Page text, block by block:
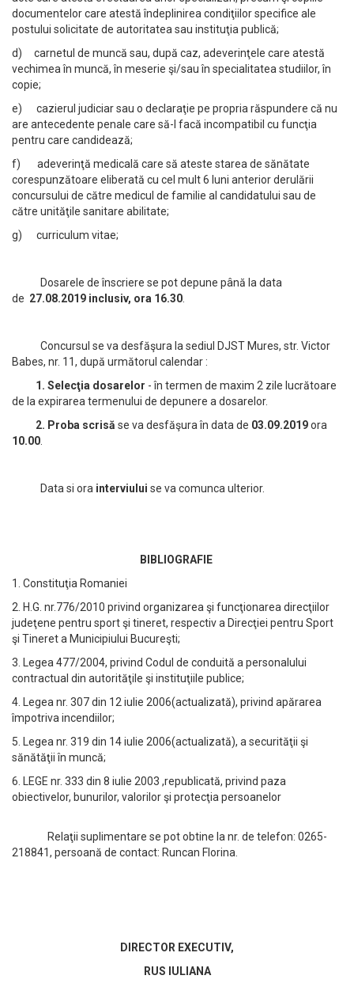
documentelor care atestă îndeplinirea condiţiilor specifice ale
postului solicitate de autoritatea sau instituţia publică;
d) carnetul de muncă sau, după caz, adeverinţele care atestă
vechimea în muncă, în meserie şi/sau în specialitatea studiilor, în
copie;
e) cazierul judiciar sau o declaraţie pe propria răspundere că nu
are antecedente penale care să-l facă incompatibil cu funcţia
pentru care candidează;
f) adeverinţă medicală care să ateste starea de sănătate
corespunzătoare eliberată cu cel mult 6 luni anterior derulării
concursului de către medicul de familie al candidatului sau de
către unităţile sanitare abilitate;
g) curriculum vitae;
Dosarele de înscriere se pot depune până la data
de 27.08.2019 inclusiv, ora 16.30
Concursul se va desfăşura la sediul DJST Mures, str. Victor
Babes, nr. 11, după următorul calendar :
1. Selecţia dosarelor - în termen de maxim 2 zile lucrătoare
de la expirarea termenului de depunere a dosarelor.
2. Proba scrisă se va desfăşura în data de 03.09.2019ora
10.00
Data si ora interviului se va comunca ulterior.
BIBLIOGRAFIE
1. Constituţia Romaniei
2. H.G. nr.776/2010 privind organizarea şi funcţionarea direcţiilor
judeţene pentru sport şi tineret, respectiv a Direcţiei pentru Sport
şi Tineret a Municipiului Bucureşti;
3. Legea 477/2004, privind Codul de conduită a personalului
contractual din autorităţile şi instituţiile publice;
4. Legea nr. 307 din 12 iulie 2006(actualizată), privind apărarea
împotriva incendiilor;
5. Legea nr. 319 din 14 iulie 2006(actualizată), a securităţii şi
sănătăţii în muncă;
6. LEGE nr. 333 din 8 iulie 2003 ,republicată, privind paza
obiectivelor, bunurilor, valorilor şi protecţia persoanelor
Relaţii suplimentare se pot obtine la nr. de telefon: 0265-
218841, persoană de contact: Runcan Florina.
DIRECTOR EXECUTIV,
RUS IULIANA